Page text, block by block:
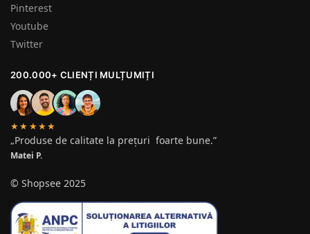
Pinterest
Youtube
Twitter
200.000+ CLIENȚI MULȚUMIȚI
★★★★★
„Produse de calitate la prețuri foarte bune.”
Matei P.
© Shopsee 2025